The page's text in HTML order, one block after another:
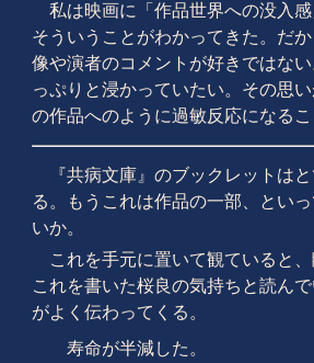
私は映画に「作品世界への没入感
そういうことがわかってきた。だ
像や演者のコメントが好きではな
っぷりと浸かっていたい。その思
の作品へのように過敏反応になるこ
『共病文庫』のブックレットは
る。もうこれは作品の一部、とい
いか。
これを手元に置いて観ていると、
これを書いた桜良の気持ちと読ん
がよく伝わってくる。
寿命が半減した。